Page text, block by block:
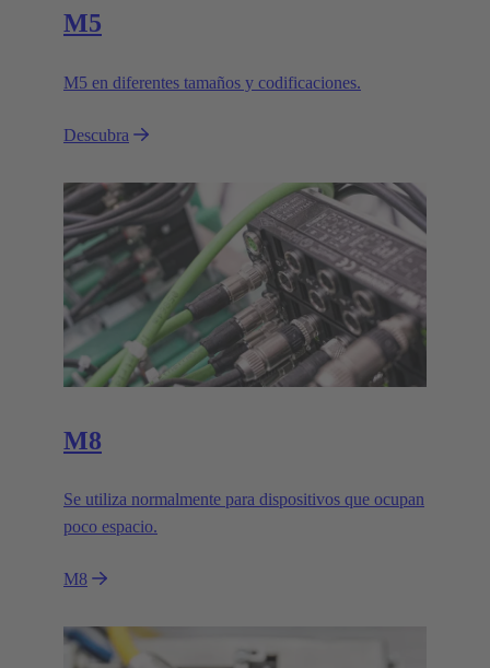
M5
M5 en diferentes tamaños y codificaciones.
Descubra
M8
Se utiliza normalmente para dispositivos que ocupan
poco espacio.
M8